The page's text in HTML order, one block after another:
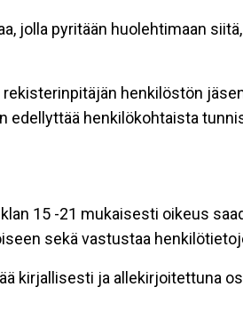
jolla pyritään huolehtimaan
henkilöstön
edellyttää henkilökohtaista
15 -21 mukaisesti oikeus
sekä vastustaa
kirjallisesti ja allekirjoitettuna